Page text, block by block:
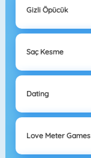
Gizli Öpücük
Saç Kesme
Dating
Love Meter Games